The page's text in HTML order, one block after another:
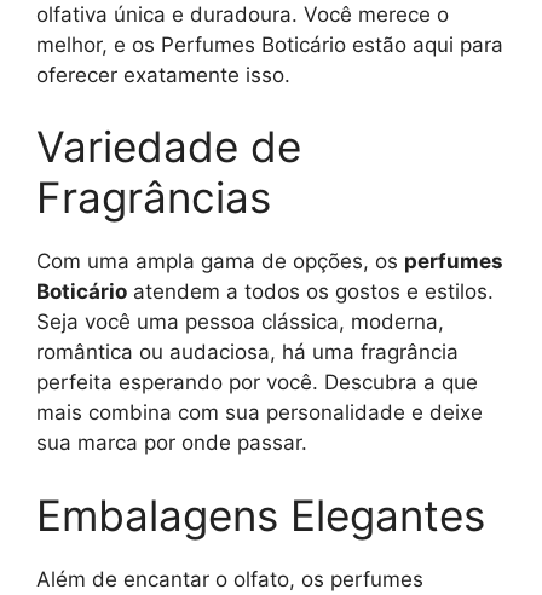
olfativa única e duradoura. Você merece o
melhor, e os Perfumes Boticário estão aqui para
oferecer exatamente isso.
Variedade de
Fragrâncias
Com uma ampla gama de opções, os perfumes
Boticário atendem a todos os gostos e estilos.
Seja você uma pessoa clássica, moderna,
romântica ou audaciosa, há uma fragrância
perfeita esperando por você. Descubra a que
mais combina com sua personalidade e deixe
sua marca por onde passar.
Embalagens Elegantes
Além de encantar o olfato, os perfumes